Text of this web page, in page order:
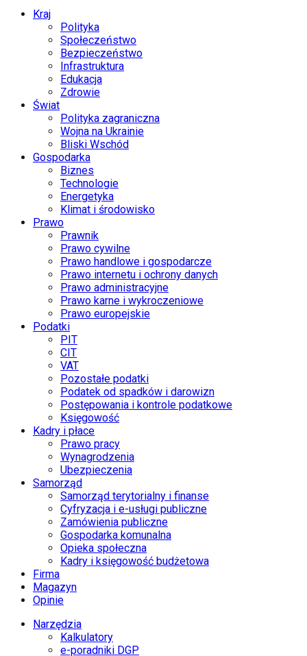
Kraj
Polityka
Społeczeństwo
Bezpieczeństwo
Infrastruktura
Edukacja
Zdrowie
Świat
Polityka zagraniczna
Wojna na Ukrainie
Bliski Wschód
Gospodarka
Biznes
Technologie
Energetyka
Klimat i środowisko
Prawo
Prawnik
Prawo cywilne
Prawo handlowe i gospodarcze
Prawo internetu i ochrony danych
Prawo administracyjne
Prawo karne i wykroczeniowe
Prawo europejskie
Podatki
PIT
CIT
VAT
Pozostałe podatki
Podatek od spadków i darowizn
Postępowania i kontrole podatkowe
Księgowość
Kadry i płace
Prawo pracy
Wynagrodzenia
Ubezpieczenia
Samorząd
Samorząd terytorialny i finanse
Cyfryzacja i e-usługi publiczne
Zamówienia publiczne
Gospodarka komunalna
Opieka społeczna
Kadry i księgowość budżetowa
Firma
Magazyn
Opinie
Narzędzia
Kalkulatory
e-poradniki DGP